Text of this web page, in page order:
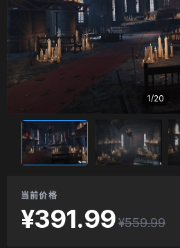
1/20
当前价格
¥391.99¥559.99